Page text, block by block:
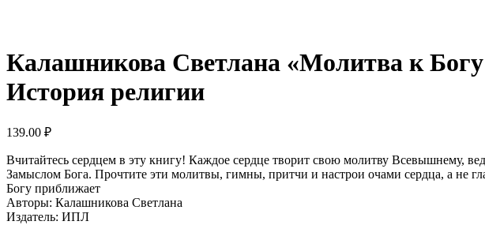
Калашникова Светлана «Молитва к
История религии
139.00 ₽
Вчитайтесь сердцем в эту книгу! Каждое сердце творит свою молитву Всевышнему,
Замыслом Бога. Прочтите эти молитвы, гимны, притчи и настрои очами сердца, а не
Богу приближает
Авторы: Калашникова Светлана
Издатель: ИПЛ